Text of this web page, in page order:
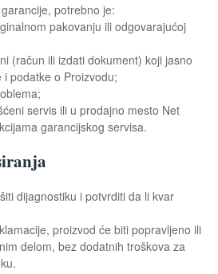
potrebno je:
pakovanju ili odgovarajućoj
(račun ili izdati dokument) koji jasno
podatke o Proizvodu;
servis ili u prodajno mesto Net
garancijskog servisa.
dijagnostiku i potvrditi da li kvar
proizvod će biti popravljeno ili
delom, bez dodatnih troškova za